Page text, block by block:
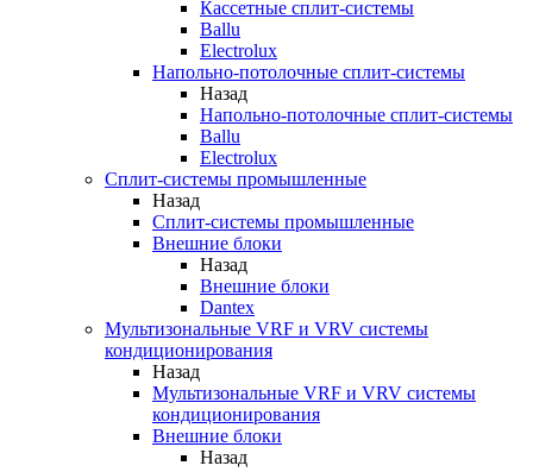
Кассетные сплит-системы
Ballu
Electrolux
Напольно-потолочные сплит-системы
Назад
Напольно-потолочные сплит-системы
Ballu
Electrolux
Сплит-системы промышленные
Назад
Сплит-системы промышленные
Внешние блоки
Назад
Внешние блоки
Dantex
Мультизональные VRF и VRV системы
кондиционирования
Назад
Мультизональные VRF и VRV системы
кондиционирования
Внешние блоки
Назад